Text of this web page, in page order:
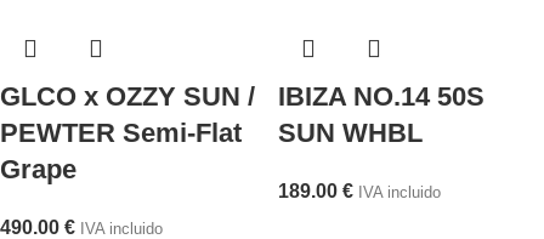
GLCO x OZZY SUN /
PEWTER Semi-Flat
Grape
490.00 € IVA incluido
IBIZA NO.14 50S
SUN WHBL
189.00 € IVA incluido